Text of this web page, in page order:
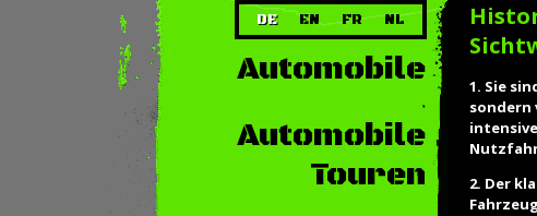
DE EN FR NL
Automobile
Automobile
Touren
1. Sie
sondern
2. Der